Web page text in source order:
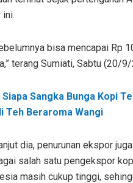
bisa mencapai Rp
terang Sumiati, Sabtu (20/
Siapa Sangka Bunga Kopi
Teh Beraroma Wangi
dia, penurunan ekspor
salah satu pengekspor
masih cukup tinggi,